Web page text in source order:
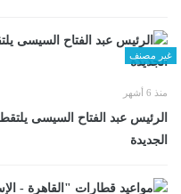
غير مصنف
منذ 6 أشهر
الرئيس عبد الفتاح السيسى
الجديدة